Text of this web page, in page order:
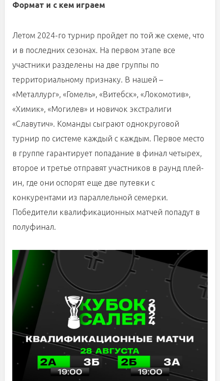
Формат и с кем играем
Летом 2024-го турнир пройдет по той же схеме, что
и в последних сезонах. На первом этапе все
участники разделены на две группы по
территориальному признаку. В нашей –
«Металлург», «Гомель», «Витебск», «Локомотив»,
«Химик», «Могилев» и новичок экстралиги
«Славутич». Команды сыграют однокруговой
турнир по системе каждый с каждым. Первое место
в группе гарантирует попадание в финал четырех,
второе и третье отправят участников в раунд плей-
ин, где они оспорят еще две путевки с
конкурентами из параллельной семерки.
Победители квалификационных матчей попадут в
полуфинал.